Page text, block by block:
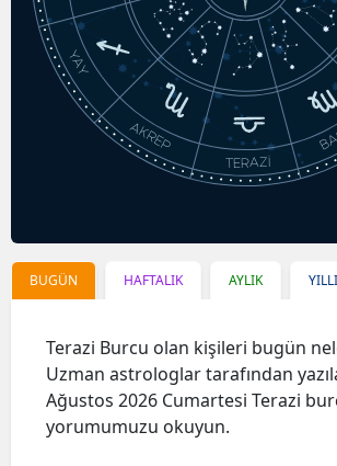
TERAZİ
AKREP
YAY
BUGÜN HAFTALIK AYLIK
Terazi Burcu olan kişileri bugün
Uzman astrologlar tarafından
Ağustos 2026 Cumartesi Terazi
yorumumuzu okuyun.